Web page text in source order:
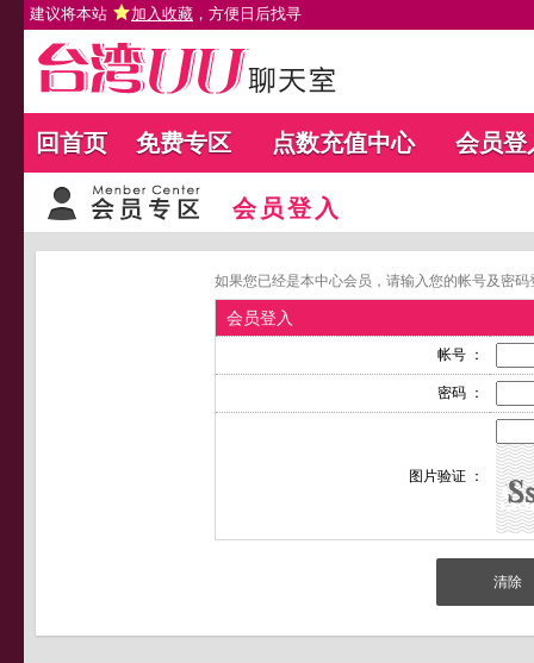
建议将本站 加入收藏 ，方便日后找寻
回首页 免费专区 点数充值中心 会员登
会员登入
如果您已经是本中心会员，请输入您的帐号及密
会员登入
帐号 ：
密码 ：
图片验证 ：